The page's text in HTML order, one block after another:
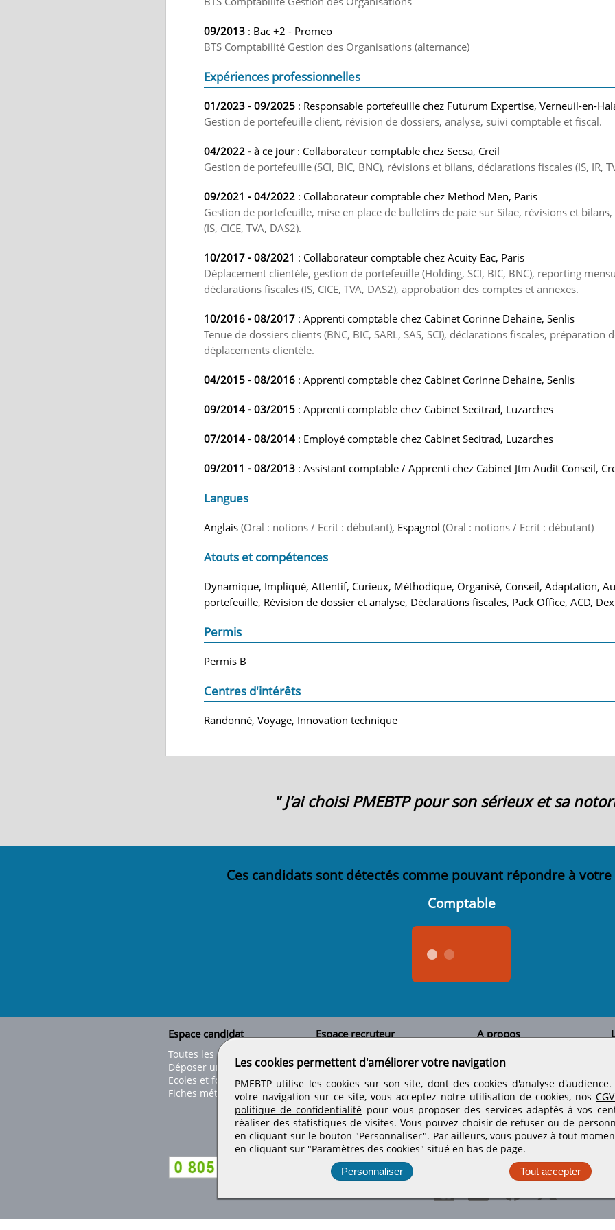
09/2013 : Bac +2 - Promeo
BTS Comptabilité Gestion des Organisations (alternance)
Expériences professionnelles
01/2023 - 09/2025 : Responsable portefeuille chez Futurum Expertise, Verneuil-en-
Gestion de portefeuille client, révision de dossiers, analyse, suivi comptable et fiscal.
04/2022 - à ce jour: Collaborateur comptable chez Secsa, Creil
Gestion de portefeuille (SCI, BIC, BNC), révisions et bilans, déclarations fiscales (IS, IR,
09/2021 - 04/2022 : Collaborateur comptable chez Method Men, Paris
Gestion de portefeuille, mise en place de bulletins de paie sur Silae, révisions et
(IS, CICE, TVA, DAS2).
10/2017 - 08/2021 : Collaborateur comptable chez Acuity Eac, Paris
Déplacement clientèle, gestion de portefeuille (Holding, SCI, BIC, BNC), reporting
déclarations fiscales (IS, CICE, TVA, DAS2), approbation des comptes et annexes.
10/2016 - 08/2017 : Apprenti comptable chez Cabinet Corinne Dehaine, Senlis
Tenue de dossiers clients (BNC, BIC, SARL, SAS, SCI), déclarations fiscales, préparation
déplacements clientèle.
04/2015 - 08/2016 : Apprenti comptable chez Cabinet Corinne Dehaine, Senlis
09/2014 - 03/2015 : Apprenti comptable chez Cabinet Secitrad, Luzarches
07/2014 - 08/2014 : Employé comptable chez Cabinet Secitrad, Luzarches
09/2011 - 08/2013 : Assistant comptable / Apprenti chez Cabinet Jtm Audit Conseil,
Langues
Anglais (Oral : notions / Ecrit : débutant), Espagnol (Oral : notions / Ecrit : débutant)
Atouts et compétences
Dynamique, Impliqué, Attentif, Curieux, Méthodique, Organisé, Conseil, Adaptation,
portefeuille, Révision de dossier et analyse, Déclarations fiscales, Pack Office, ACD,
Permis
Permis B
Centres d'intérêts
Randonné, Voyage, Innovation technique
" J'ai choisi PMEBTP pour son sérieux et sa
Ces candidats sont détectés comme pouvant répondre à
Comptable
Espace candidat
Toutes les offres
Déposer un CV
Ecoles et formations
Fiches métiers
Espace recruteur
Tous les candidats
Déposer une annonce
Déposer une offre de stage
Nos tarifs
A propos
Contactez-nous
Nos partenaires
Informations légales
Conditions générales
Rejoignez nos équipes
Retrouvez-nous sur les réseaux sociaux
Les cookies permettent d'améliorer votre navigation
PMEBTP utilise les cookies sur son site, dont des cookies d'analyse
votre navigation sur ce site, vous acceptez notre utilisation de cookies, nos
politique de confidentialité pour vous proposer des services adaptés à vos
réaliser des statistiques de visites. Vous pouvez choisir de refuser ou de
en cliquant sur le bouton "Personnaliser". Par ailleurs, vous pouvez à tout
en cliquant sur "Paramètres des cookies" situé en bas de page.
Personnaliser Tout accepter